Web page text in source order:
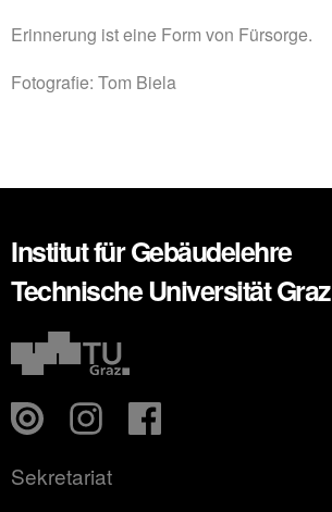
Erinnerung ist eine Form von Fürsorge.
Fotografie: Tom Biela
Institut für Gebäudelehre
Technische Universität Graz
Sekretariat